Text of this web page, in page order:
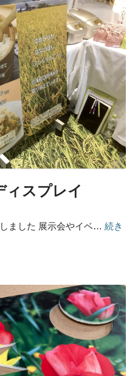
ィスプレイ
ました 展示会やイベ… 続き